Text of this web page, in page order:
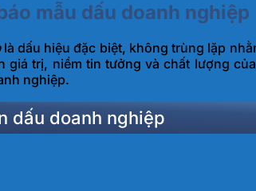
mẫu dấu doanh nghiệp
là dấu hiệu đặc biệt, không trùng lặp
giá trị, niềm tin tưởng và chất lượng
nghiệp.
dấu doanh nghiệp